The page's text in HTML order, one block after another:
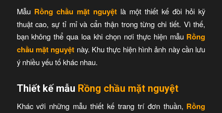
Mẫu Rồng chầu mặt nguyệt là một thiết kế đòi hỏi kỹ
thuật cao, sự tỉ mỉ và cẩn thận trong từng chi tiết. Vì thế,
bạn không thể qua loa khi chọn nơi thực hiện mẫu Rồng
chầu mặt nguyệt này. Khu thực hiện hình ảnh này cần lưu
ý nhiều yếu tố khác nhau.
Thiết kế mẫu Rồng chầu mặt nguyệt
Khác với những mẫu thiết kế trang trí đơn thuần, Rồng